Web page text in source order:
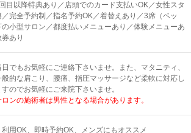
目以降特典あり／店頭でのカード支払いOK／女性スタ
／完全予約制／指名予約OK／着替えあり／3席（ベッ
の小型サロン／都度払いメニューあり／体験メニューあ
あり
でもお気軽にご連絡下さいませ。また、マタニティ、
般的な肩こり、腰痛、指圧マッサージなど柔軟に対応し
のでお気軽にご来院下さいませ。
ンの施術者は男性となる場合があります。
用OK 即時予約OK メンズにもオススメ